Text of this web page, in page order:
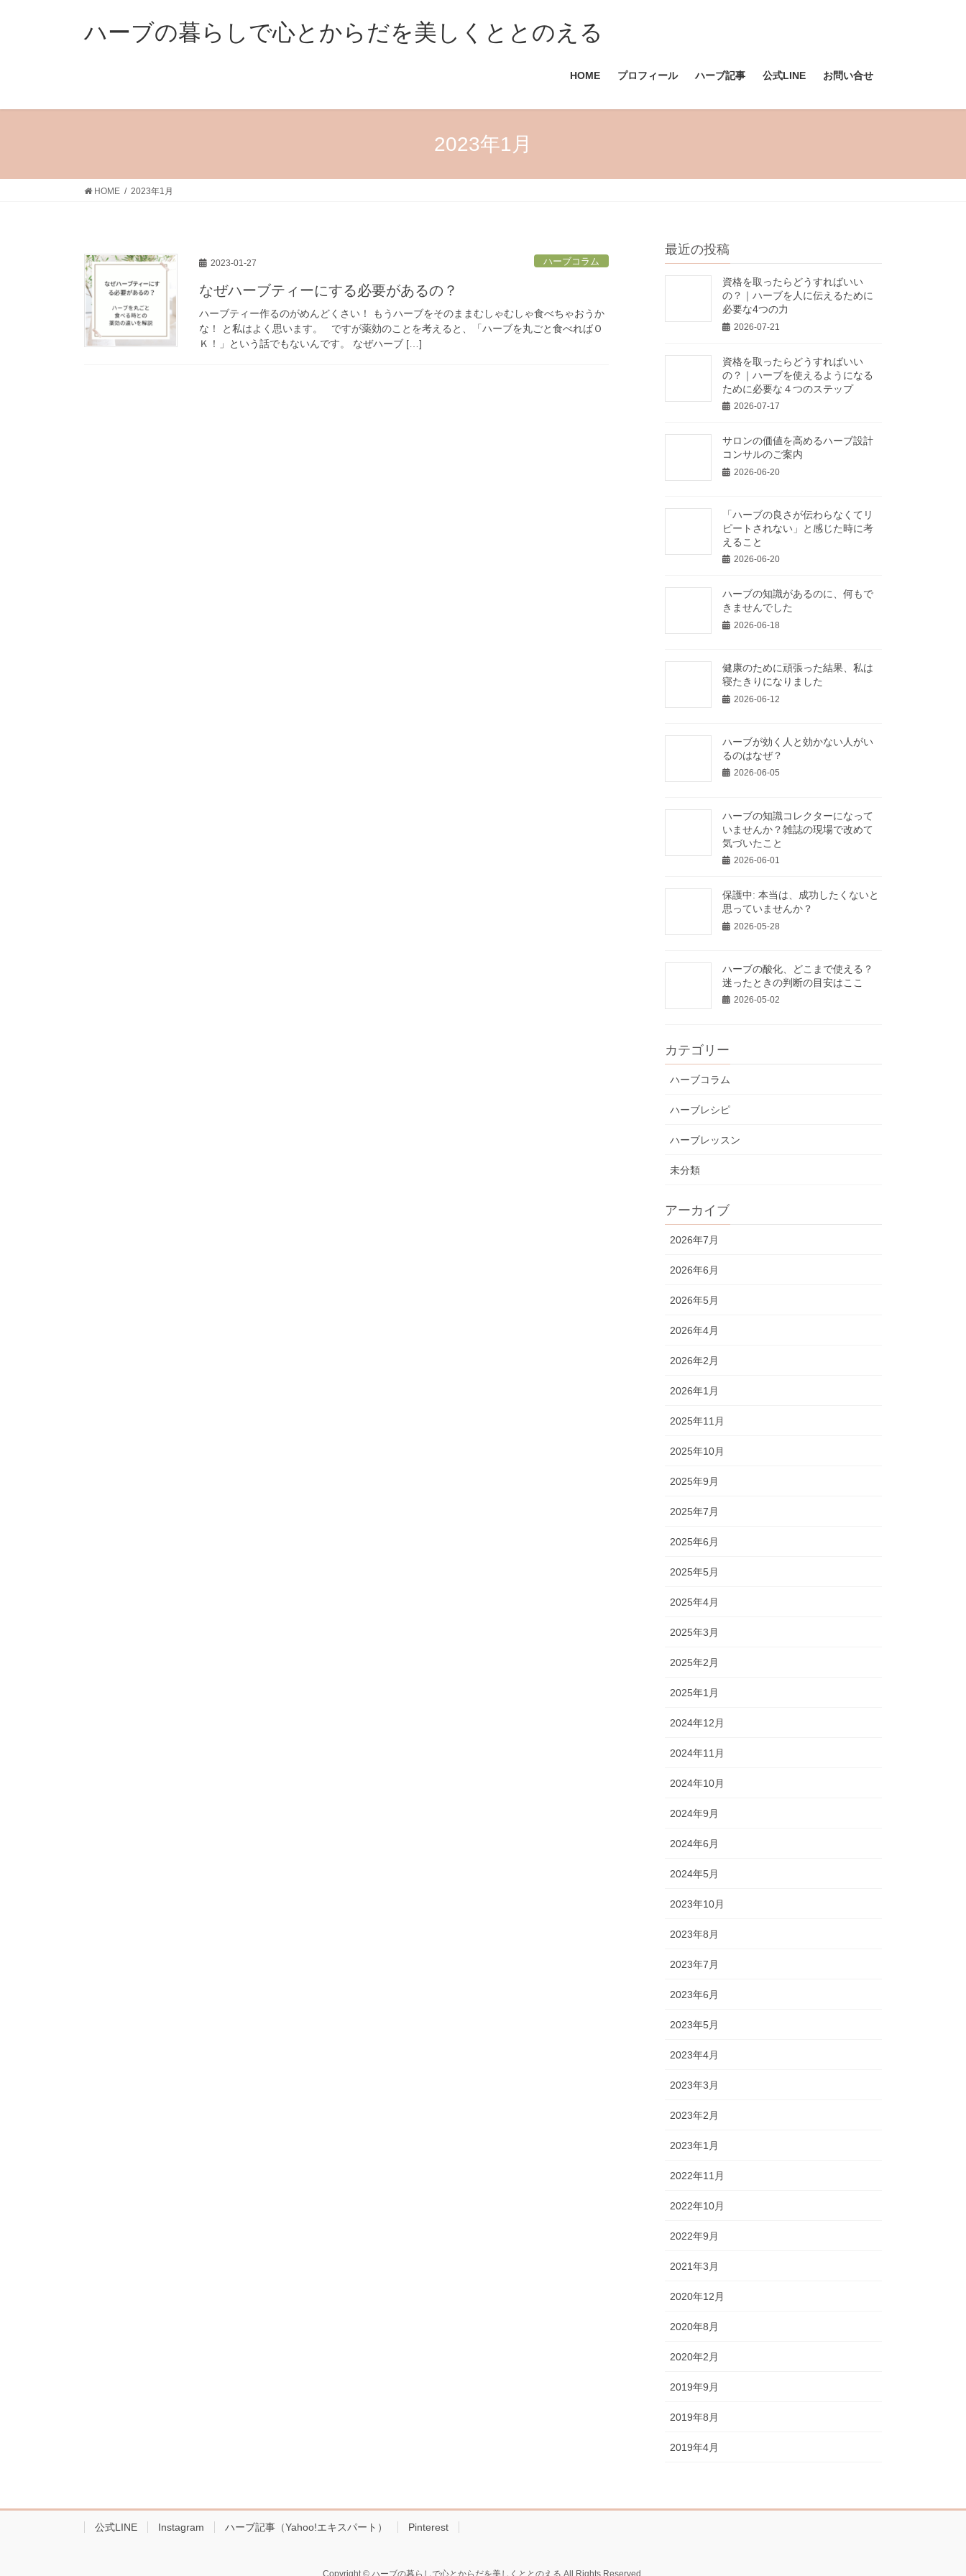
ス
ン
ハーブの暮らしで心とからだを美しくととのえる
HOME プロフィール ハーブ記事 公式LINE お問い合せ
2023年1月
HOME 2023年1月
2023-01-27 ハーブコラム
なぜハーブティーにする必要があるの？
ハーブティー作るのがめんどくさい！ もうハーブをそのままむしゃむしゃ食べちゃおうか
な！ と私はよく思います。 ですが薬効のことを考えると、「ハーブを丸ごと食べればＯ
Ｋ！」という話でもないんです。 なぜハーブ […]
最近の投稿
資格を取ったらどうすればいい
の？｜ハーブを人に伝えるために
必要な4つの力
2026-07-21
資格を取ったらどうすればいい
の？｜ハーブを使えるようになる
ために必要な４つのステップ
2026-07-17
サロンの価値を高めるハーブ設計
コンサルのご案内
2026-06-20
「ハーブの良さが伝わらなくてリ
ピートされない」と感じた時に考
えること
2026-06-20
ハーブの知識があるのに、何もで
きませんでした
2026-06-18
健康のために頑張った結果、私は
寝たきりになりました
2026-06-12
ハーブが効く人と効かない人がい
るのはなぜ？
2026-06-05
ハーブの知識コレクターになって
いませんか？雑誌の現場で改めて
気づいたこと
2026-06-01
保護中: 本当は、成功したくないと
思っていませんか？
2026-05-28
ハーブの酸化、どこまで使える？
迷ったときの判断の目安はここ
2026-05-02
カテゴリー
ハーブコラム
ハーブレシピ
ハーブレッスン
未分類
アーカイブ
2026年7月
2026年6月
2026年5月
2026年4月
2026年2月
2026年1月
2025年11月
2025年10月
2025年9月
2025年7月
2025年6月
2025年5月
2025年4月
2025年3月
2025年2月
2025年1月
2024年12月
2024年11月
2024年10月
2024年9月
2024年6月
2024年5月
2023年10月
2023年8月
2023年7月
2023年6月
2023年5月
2023年4月
2023年3月
2023年2月
2023年1月
2022年11月
2022年10月
2022年9月
2021年3月
2020年12月
2020年8月
2020年2月
2019年9月
2019年8月
2019年4月
公式LINE Instagram ハーブ記事（Yahoo!エキスパート） Pinterest
Copyright © ハーブの暮らしで心とからだを美しくととのえる All Rights Reserved.